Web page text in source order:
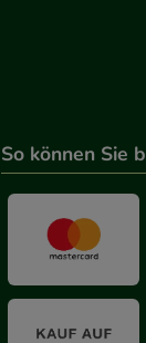
So können Sie